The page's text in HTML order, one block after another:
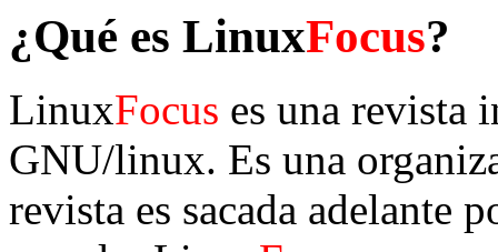
¿Qué es LinuxFocus?
LinuxFocus es una revista
GNU/linux. Es una
revista es sacada adelante